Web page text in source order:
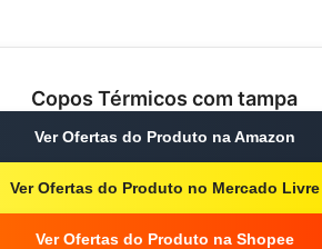
Copos Térmicos com tampa
Ver Ofertas do Produto na Amazon
Ver Ofertas do Produto no Mercado Livre
Ver Ofertas do Produto na Shopee